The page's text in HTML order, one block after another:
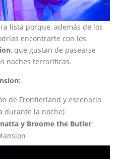
lista porque, además de los
encontrarte con los
, que gustan de pasearse
noches terroríficas.
de Frontierland y escenario
durante la noche)
y Broome the Butler: